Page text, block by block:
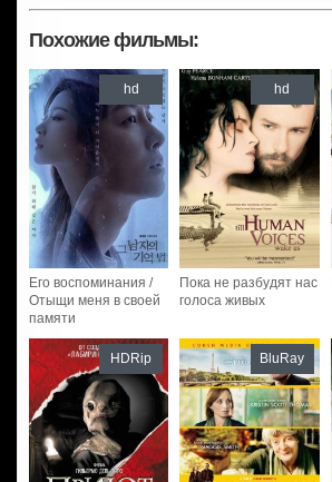
Похожие фильмы:
Его воспоминания /
Отыщи меня в своей
памяти
hd
Пока не разбудят нас
голоса живых
hd
HDRip BluRay